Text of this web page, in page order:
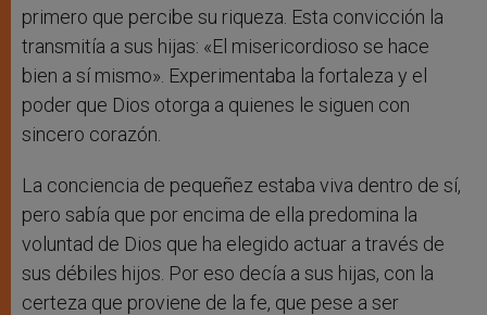
primero que percibe su riqueza. Esta convicción la
transmitía a sus hijas: «El misericordioso se hace
bien a sí mismo». Experimentaba la fortaleza y el
poder que Dios otorga a quienes le siguen con
sincero corazón.
La conciencia de pequeñez estaba viva dentro de sí,
pero sabía que por encima de ella predomina la
voluntad de Dios que ha elegido actuar a través de
sus débiles hijos. Por eso decía a sus hijas, con la
certeza que proviene de la fe, que pese a ser